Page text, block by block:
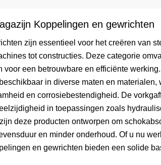
Koppelingen en gewrichten
zijn essentieel voor het creëren van
tot constructies. Deze categorie
voor een betrouwbare en efficiënte
in diverse maten en
en corrosiebestendigheid. De
in toepassingen zoals
deze producten ontworpen om
en minder onderhoud. Of u nu
en gewrichten bieden een solide